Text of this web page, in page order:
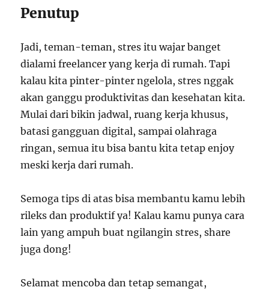
Penutup
Jadi, teman-teman, stres itu wajar banget
dialami freelancer yang kerja di rumah. Tapi
kalau kita pinter-pinter ngelola, stres nggak
akan ganggu produktivitas dan kesehatan kita.
Mulai dari bikin jadwal, ruang kerja khusus,
batasi gangguan digital, sampai olahraga
ringan, semua itu bisa bantu kita tetap enjoy
meski kerja dari rumah.
Semoga tips di atas bisa membantu kamu lebih
rileks dan produktif ya! Kalau kamu punya cara
lain yang ampuh buat ngilangin stres, share
juga dong!
Selamat mencoba dan tetap semangat,